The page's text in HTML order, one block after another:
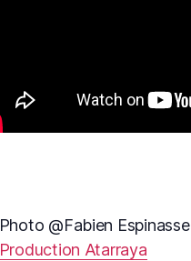
Photo @Fabien Espinasse
Production Atarraya